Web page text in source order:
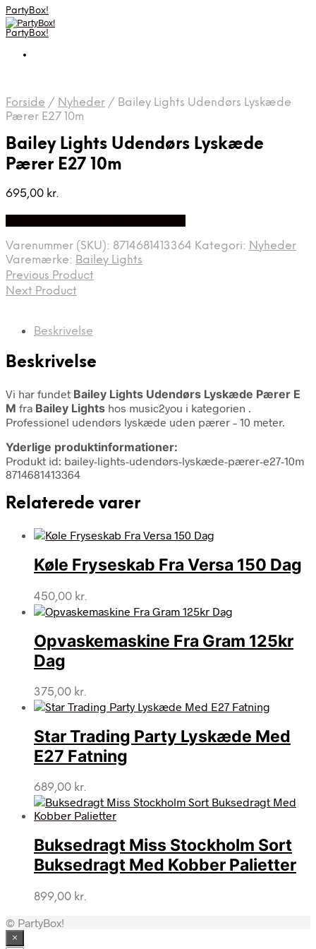
PartyBox!
PartyBox!
Forside / Nyheder / Bailey Lights Udendørs Lyskæde
Pærer E27 10m
Bailey Lights Udendørs Lyskæde
Pærer E27 10m
695,00 kr.
Varenummer (SKU): 8714681413364 Kategori: Nyheder
Varemærke: Bailey Lights
Previous Product
Next Product
Beskrivelse
Beskrivelse
Vi har fundet Bailey Lights Udendørs Lyskæde Pærer E
M fra Bailey Lights hos music2you i kategorien .
Professionel udendørs lyskæde uden pærer – 10 meter.
Yderlige produktinformationer:
Produkt id: bailey-lights-udendørs-lyskæde-pærer-e27-10m
8714681413364
Relaterede varer
Køle Fryseskab Fra Versa 150 Dag
450,00 kr.
Opvaskemaskine Fra Gram 125kr
Dag
375,00 kr.
Star Trading Party Lyskæde Med
E27 Fatning
689,00 kr.
Buksedragt Miss Stockholm Sort
Buksedragt Med Kobber Palietter
899,00 kr.
© PartyBox!
×